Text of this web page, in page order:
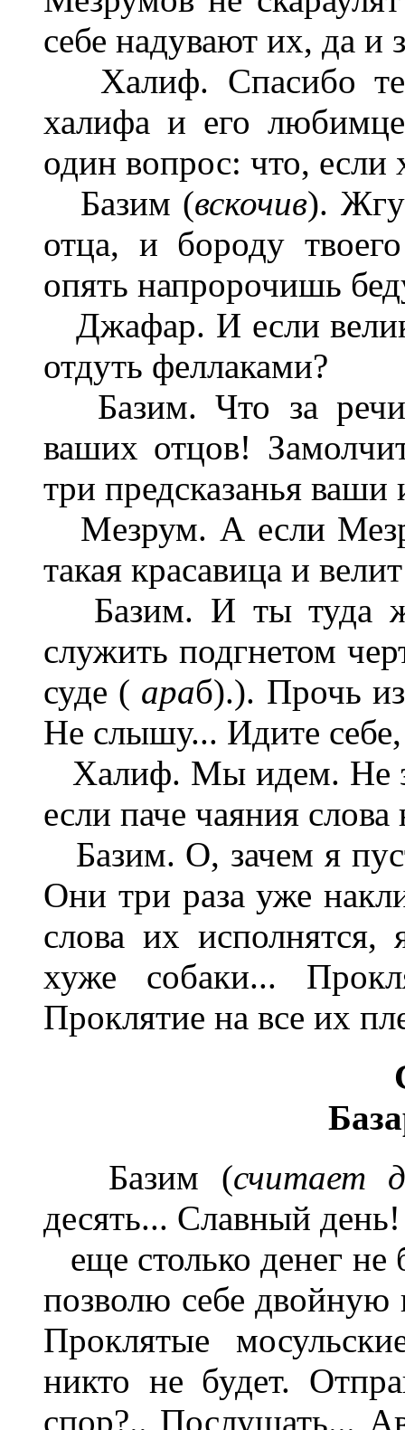
себе надувают их, да и
Халиф. Спасибо
халифа и его
один вопрос: что,
Базим (вскочив). Жгу
отца, и бороду
опять напророчишь
Джафар. И если
отдуть феллаками?
Базим. Что за
ваших отцов!
три предсказанья ваши
Meзрум. А если
такая красавица и
Базим. И ты туда
служить подгнетом
суде ( араб).). Прочь
Не слышу... Идите
Халиф. Мы идем. Не
если паче чаяния
Базим. О, зачем я
Они три раза уже
слова их
хуже собаки...
Проклятие на все их
Базим (считает
десять... Славный
еще столько денег
позволю себе
Проклятые
никто не будет.
спор?.. Послушать...